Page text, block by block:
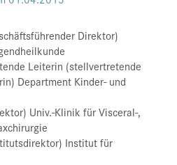
Direktor)
Leiterin (stellvertretende
Department Kinder- und
Univ.-Klinik für Visceral-,
Institut für